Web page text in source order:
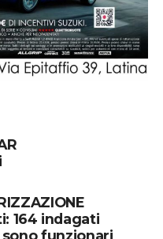
164 indagati
sono funzionari